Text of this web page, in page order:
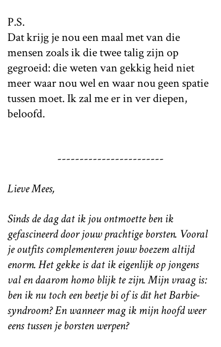
P.S.
Dat krijg je nou een maal met van die
mensen zoals ik die twee talig zijn op
gegroeid: die weten van gekkig heid niet
meer waar nou wel en waar nou geen spatie
tussen moet. Ik zal me er in ver diepen,
beloofd.
------------------------
Lieve Mees,
Sinds de dag dat ik jou ontmoette ben ik
gefascineerd door jouw prachtige borsten. Vooral
je outfits complementeren jouw boezem altijd
enorm. Het gekke is dat ik eigenlijk op jongens
val en daarom homo blijk te zijn. Mijn vraag is:
ben ik nu toch een beetje bi of is dit het Barbie-
syndroom? En wanneer mag ik mijn hoofd weer
eens tussen je borsten werpen?